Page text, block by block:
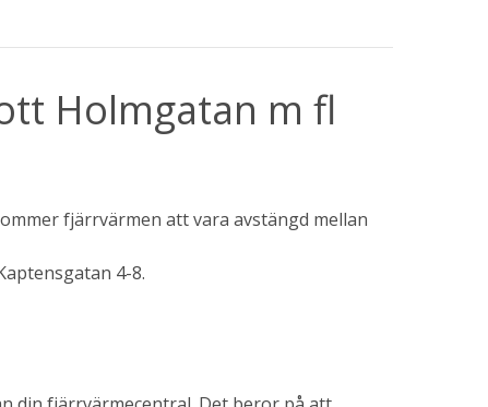
Holmgatan m fl
fjärrvärmen att vara avstängd mellan
4-8.